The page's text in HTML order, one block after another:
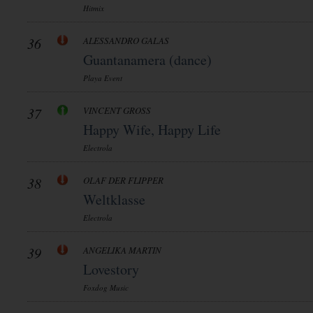
Hitmix
36 ALESSANDRO GALAS
Guantanamera (dance)
Playa Event
37 VINCENT GROSS
Happy Wife, Happy Life
Electrola
38 OLAF DER FLIPPER
Weltklasse
Electrola
39 ANGELIKA MARTIN
Lovestory
Foxdog Music